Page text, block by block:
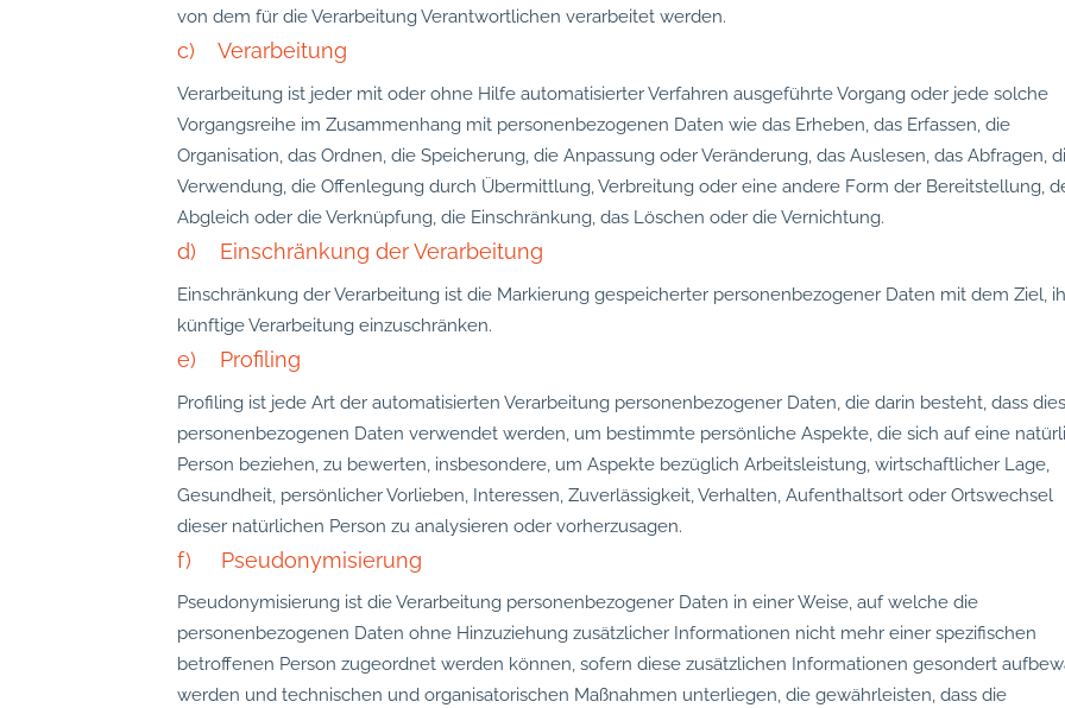
von dem für die Verarbeitung Verantwortlichen verarbeitet werden.
c) Verarbeitung
Verarbeitung ist jeder mit oder ohne Hilfe automatisierter Verfahren ausgeführte Vorgang oder jede solche
Vorgangsreihe im Zusammenhang mit personenbezogenen Daten wie das Erheben, das Erfassen, die
Organisation, das Ordnen, die Speicherung, die Anpassung oder Veränderung, das Auslesen, das Abfragen,
Verwendung, die Offenlegung durch Übermittlung, Verbreitung oder eine andere Form der Bereitstellung,
Abgleich oder die Verknüpfung, die Einschränkung, das Löschen oder die Vernichtung.
d) Einschränkung der Verarbeitung
Einschränkung der Verarbeitung ist die Markierung gespeicherter personenbezogener Daten mit dem Ziel,
künftige Verarbeitung einzuschränken.
e) Profiling
Profiling ist jede Art der automatisierten Verarbeitung personenbezogener Daten, die darin besteht, dass
personenbezogenen Daten verwendet werden, um bestimmte persönliche Aspekte, die sich auf eine
Person beziehen, zu bewerten, insbesondere, um Aspekte bezüglich Arbeitsleistung, wirtschaftlicher Lage,
Gesundheit, persönlicher Vorlieben, Interessen, Zuverlässigkeit, Verhalten, Aufenthaltsort oder Ortswechsel
dieser natürlichen Person zu analysieren oder vorherzusagen.
f) Pseudonymisierung
Pseudonymisierung ist die Verarbeitung personenbezogener Daten in einer Weise, auf welche die
personenbezogenen Daten ohne Hinzuziehung zusätzlicher Informationen nicht mehr einer spezifischen
betroffenen Person zugeordnet werden können, sofern diese zusätzlichen Informationen gesondert
werden und technischen und organisatorischen Maßnahmen unterliegen, die gewährleisten, dass die